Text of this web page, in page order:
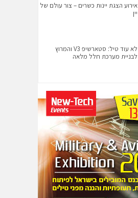
אירוע הצגת יינות כשרים – צור עולם של
יין
לא עוד טיל: סטארשיפ V3 והמרוץ
לבניית מערכת חלל מלאה